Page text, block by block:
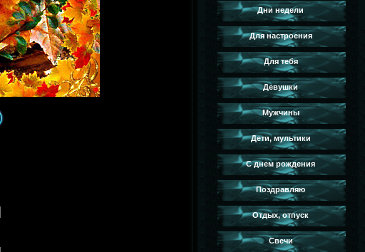
Дни недели
Для настроения
Для тебя
Девушки
Мужчины
Дети, мультики
С днем рождения
Поздравляю
Отдых, отпуск
Свечи